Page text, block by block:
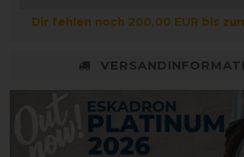
Dir fehlen noch 200,00 EUR bis